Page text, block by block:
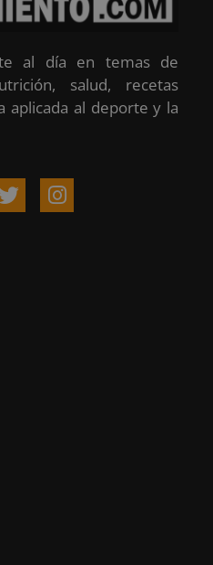
al día en temas de
salud, recetas
aplicada al deporte y la